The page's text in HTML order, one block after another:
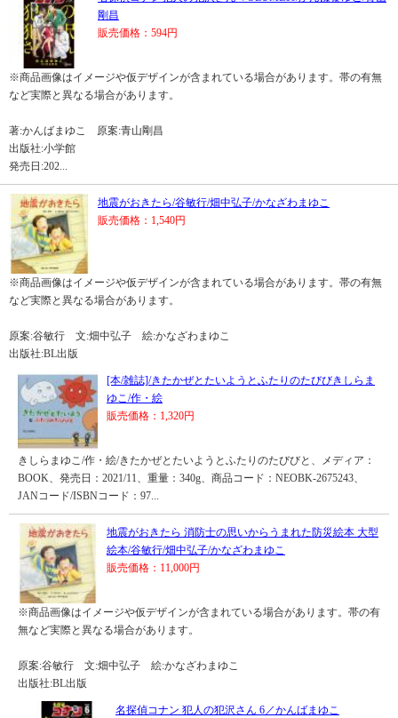
剛昌
販売価格：594円
※商品画像はイメージや仮デザインが含まれている場合があります。帯の有無
など実際と異なる場合があります。
著:かんばまゆこ 原案:青山剛昌
出版社:小学館
発売日:202...
地震がおきたら/谷敏行/畑中弘子/かなざわまゆこ
販売価格：1,540円
※商品画像はイメージや仮デザインが含まれている場合があります。帯の有無
など実際と異なる場合があります。
原案:谷敏行 文:畑中弘子 絵:かなざわまゆこ
出版社:BL出版
[本/雑誌]/きたかぜとたいようとふたりのたびびきしらま
ゆこ/作・絵
販売価格：1,320円
きしらまゆこ/作・絵/きたかぜとたいようとふたりのたびびと、メディア：
BOOK、発売日：2021/11、重量：340g、商品コード：NEOBK-2675243、
JANコード/ISBNコード：97...
地震がおきたら 消防士の思いからうまれた防災絵本 大型
絵本/谷敏行/畑中弘子/かなざわまゆこ
販売価格：11,000円
※商品画像はイメージや仮デザインが含まれている場合があります。帯の有
無など実際と異なる場合があります。
原案:谷敏行 文:畑中弘子 絵:かなざわまゆこ
出版社:BL出版
名探偵コナン 犯人の犯沢さん 6／かんばまゆこ